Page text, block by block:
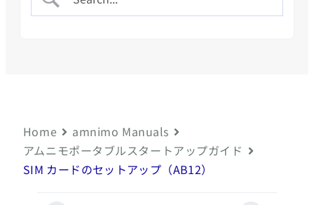
Home
amnimo Manuals
アムニモポータブルスタートアップガイド
SIM カードのセットアップ（AB12）